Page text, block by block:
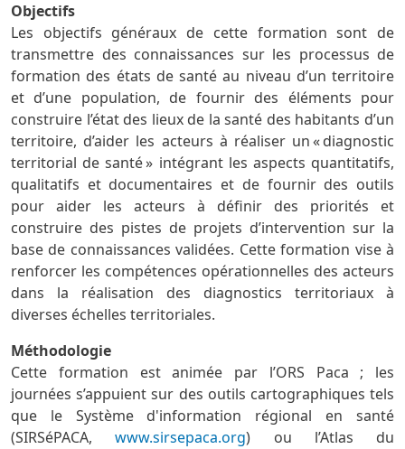
Objectifs
Les objectifs généraux de cette formation sont de
transmettre des connaissances sur les processus de
formation des états de santé au niveau d’un territoire
et d’une population, de fournir des éléments pour
construire l’état des lieux de la santé des habitants d’un
territoire, d’aider les acteurs à réaliser un « diagnostic
territorial de santé » intégrant les aspects quantitatifs,
qualitatifs et documentaires et de fournir des outils
pour aider les acteurs à définir des priorités et
construire des pistes de projets d’intervention sur la
base de connaissances validées. Cette formation vise à
renforcer les compétences opérationnelles des acteurs
dans la réalisation des diagnostics territoriaux à
diverses échelles territoriales.
Méthodologie
Cette formation est animée par l’ORS Paca ; les
journées s’appuient sur des outils cartographiques tels
que le Système d'information régional en santé
(SIRSéPACA,www.sirsepaca.org) ou l’Atlas du